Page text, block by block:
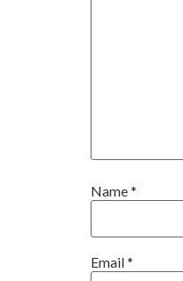
Name*
Email*